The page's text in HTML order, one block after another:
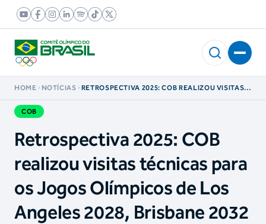
HOME NOTÍCIAS
RETROSPECTIVA 2025: COB REALIZOU VISITAS
COB
Retrospectiva 2025: COB
realizou visitas técnicas para
os Jogos Olímpicos de Los
Angeles 2028, Brisbane 2032